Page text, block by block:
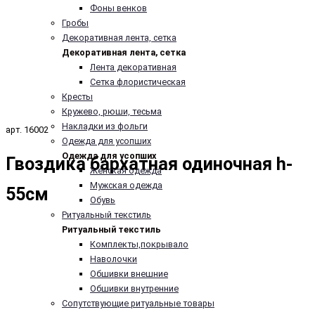
Фоны венков
Гробы
Декоративная лента, сетка
Декоративная лента, сетка
Лента декоративная
Сетка флористическая
Кресты
Кружево, рюши, тесьма
Накладки из фольги
Одежда для усопших
Одежда для усопших
Женская одежда
Мужская одежда
Обувь
Ритуальный текстиль
Ритуальный текстиль
Комплекты,покрывало
Наволочки
Обшивки внешние
Обшивки внутренние
Сопутствующие ритуальные товары
арт. 16002
Гвоздика бархатная одиночная h-
55cм